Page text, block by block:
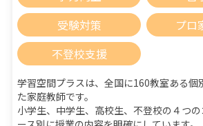
受験対策
プロ
不登校支援
学習空間プラスは、全国に160教室ある個
た家庭教師です。
小学生、中学生、高校生、不登校の４つ